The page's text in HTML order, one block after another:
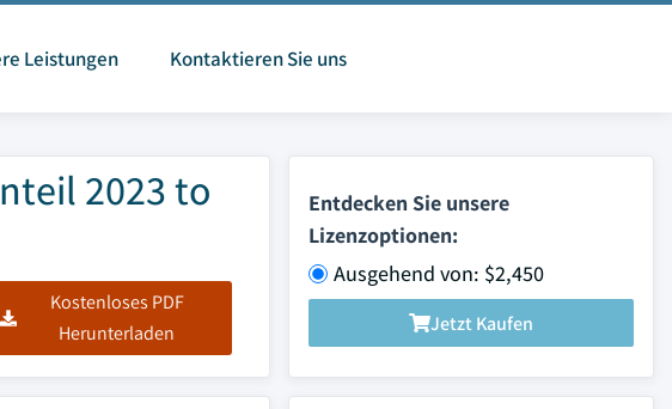
Leistungen Kontaktieren Sie uns
2023 to
Kostenloses PDF
Herunterladen
Entdecken Sie unsere
Lizenzoptionen:
Ausgehend von: $2,450
Jetzt Kaufen